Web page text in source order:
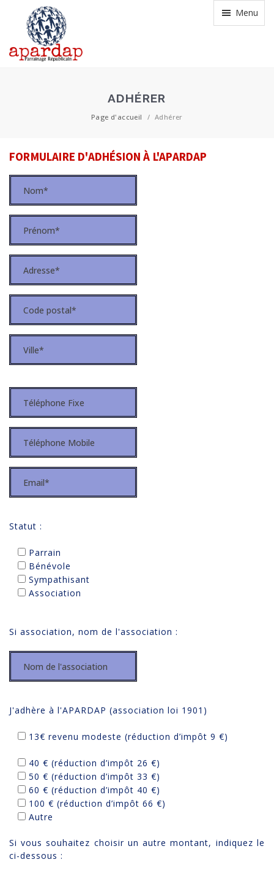
Menu
ADHÉRER
Page d'accueil / Adhérer
FORMULAIRE D'ADHÉSION À L'APARDAP
Statut :
Parrain
Bénévole
Sympathisant
Association
Si association, nom de l'association :
J'adhère à l'APARDAP (association loi 1901)
13€ revenu modeste (réduction d’impôt 9 €)
40 € (réduction d’impôt 26 €)
50 € (réduction d’impôt 33 €)
60 € (réduction d’impôt 40 €)
100 € (réduction d’impôt 66 €)
Autre
Si vous souhaitez choisir un autre montant, indiquez le
ci-dessous :